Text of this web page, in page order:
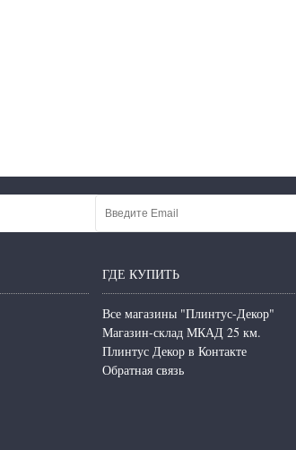
ГДЕ КУПИТЬ
Все магазины "Плинтус-Декор"
Магазин-склад МКАД 25 км.
Плинтус Декор в Контакте
Обратная связь